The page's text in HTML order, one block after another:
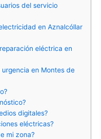
del servicio
en Aznalcóllar
eléctrica en
en Montes de
digitales?
eléctricas?
mi zona?